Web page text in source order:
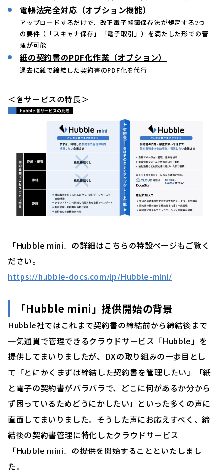
電帳法完全対応（オプション機能）
アップロードするだけで、改正電子帳簿保存法が規定する2つ
の要件（「スキャナ保存」「電子取引」）を満たした形での管
理が可能
紙の契約書のPDF化作業（オプション）
過去に紙で締結した契約書のPDF化を代行
＜各サービスの特長＞
「Hubble mini」の詳細はこちらの特設ページもご覧く
ださい。
https://hubble-docs.com/lp/Hubble-mini/
「Hubble mini」提供開始の背景
Hubble社ではこれまで契約書の締結前から締結後まで
一気通貫で管理できるクラウドサービス「Hubble」を
提供してまいりましたが、DXの取り組みの一歩目とし
て「とにかくまずは締結した契約書を管理したい」「紙
と電子の契約書がバラバラで、どこに何があるか分から
ず困っているためどうにかしたい」といった多くの声に
直面してまいりました。そうした声にお応えすべく、締
結後の契約書管理に特化したクラウドサービス
「Hubble mini」の提供を開始することといたしまし
た。